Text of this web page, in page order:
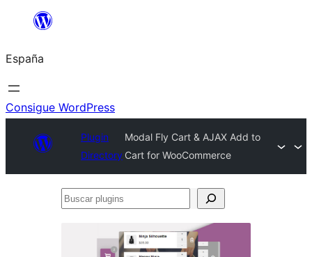
Saltar
contenido
España
Consigue WordPress
Plugin
Directory
Modal Fly Cart & AJAX Add to
Cart for WooCommerce
Buscar